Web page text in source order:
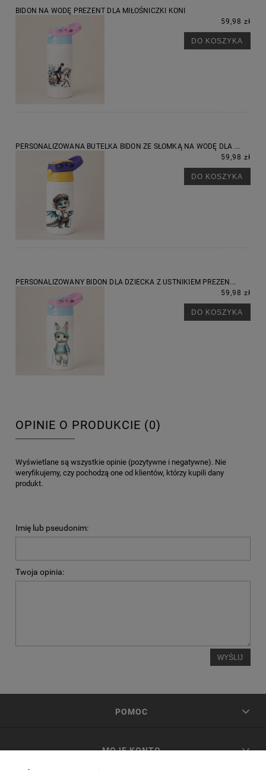
BIDON NA WODĘ PREZENT DLA MIŁOŚNICZKI KONI
59,98 zł
DO KOSZYKA
PERSONALIZOWANA BUTELKA BIDON ZE SŁOMKĄ NA WODĘ DLA ...
59,98 zł
DO KOSZYKA
PERSONALIZOWANY BIDON DLA DZIECKA Z USTNIKIEM PREZEN...
59,98 zł
DO KOSZYKA
OPINIE O PRODUKCIE (0)
Wyświetlane są wszystkie opinie (pozytywne i negatywne). Nie
weryfikujemy, czy pochodzą one od klientów, którzy kupili dany
produkt.
Imię lub pseudonim:
Twoja opinia:
WYŚLIJ
POMOC
MOJE KONTO